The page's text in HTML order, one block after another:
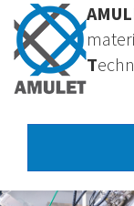
Přejít
hlavnímu
obsahu
T